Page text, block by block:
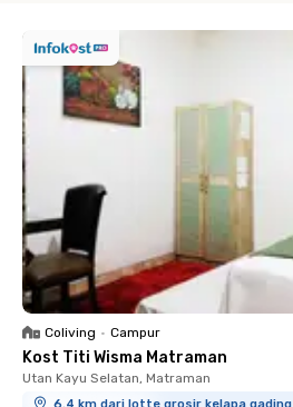
Coliving • Campur
Kost Titi Wisma Matraman
Utan Kayu Selatan, Matraman